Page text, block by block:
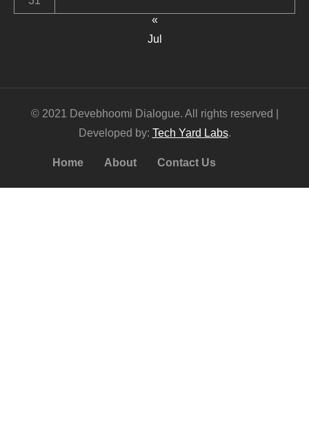
«
Jul
© 2021 Devebhoomi Dialogue. All rights reserved |
Developed by: Tech Yard Labs.
Home About Contact Us